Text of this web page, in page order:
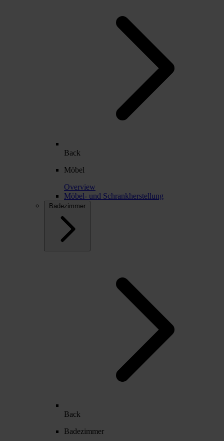
Back
Möbel
Overview
Möbel- und Schrankherstellung
Badezimmer
Back
Badezimmer